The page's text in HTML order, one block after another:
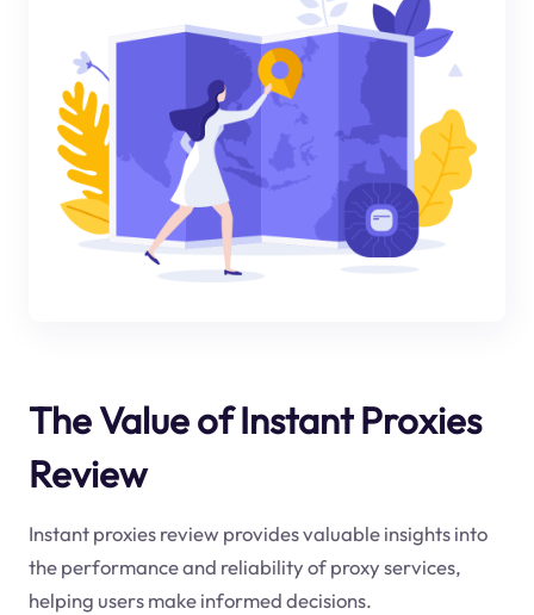
The Value of Instant Proxies
Review
Instant proxies review provides valuable insights into
the performance and reliability of proxy services,
helping users make informed decisions.